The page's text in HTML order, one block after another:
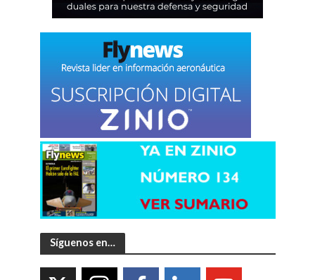
Síguenos en…